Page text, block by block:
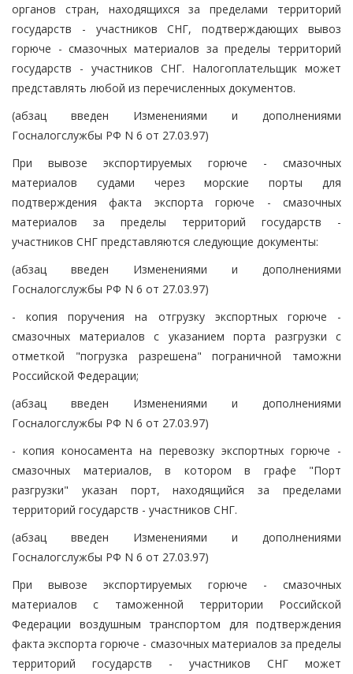
органов стран, находящихся за пределами территорий
государств - участников СНГ, подтверждающих вывоз
горюче - смазочных материалов за пределы территорий
государств - участников СНГ. Налогоплательщик может
представлять любой из перечисленных документов.
(абзац введен Изменениями и дополнениями
Госналогслужбы РФ N 6 от 27.03.97)
При вывозе экспортируемых горюче - смазочных
материалов судами через морские порты для
подтверждения факта экспорта горюче - смазочных
материалов за пределы территорий государств -
участников СНГ представляются следующие документы:
(абзац введен Изменениями и дополнениями
Госналогслужбы РФ N 6 от 27.03.97)
- копия поручения на отгрузку экспортных горюче -
смазочных материалов с указанием порта разгрузки с
отметкой "погрузка разрешена" пограничной таможни
Российской Федерации;
(абзац введен Изменениями и дополнениями
Госналогслужбы РФ N 6 от 27.03.97)
- копия коносамента на перевозку экспортных горюче -
смазочных материалов, в котором в графе "Порт
разгрузки" указан порт, находящийся за пределами
территорий государств - участников СНГ.
(абзац введен Изменениями и дополнениями
Госналогслужбы РФ N 6 от 27.03.97)
При вывозе экспортируемых горюче - смазочных
материалов с таможенной территории Российской
Федерации воздушным транспортом для подтверждения
факта экспорта горюче - смазочных материалов за пределы
территорий государств - участников СНГ может